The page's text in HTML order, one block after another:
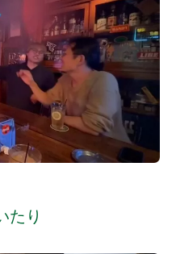
たり